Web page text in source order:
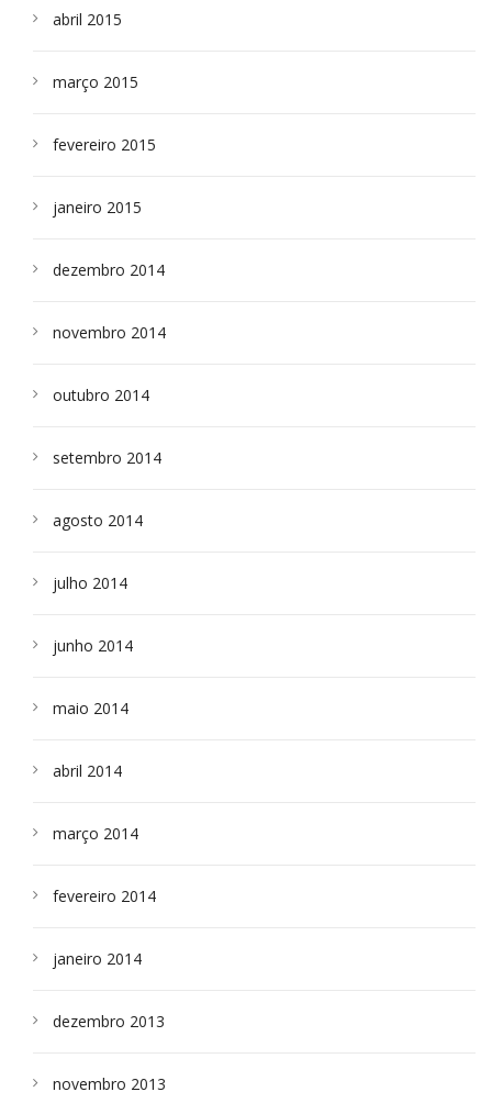
abril 2015
março 2015
fevereiro 2015
janeiro 2015
dezembro 2014
novembro 2014
outubro 2014
setembro 2014
agosto 2014
julho 2014
junho 2014
maio 2014
abril 2014
março 2014
fevereiro 2014
janeiro 2014
dezembro 2013
novembro 2013